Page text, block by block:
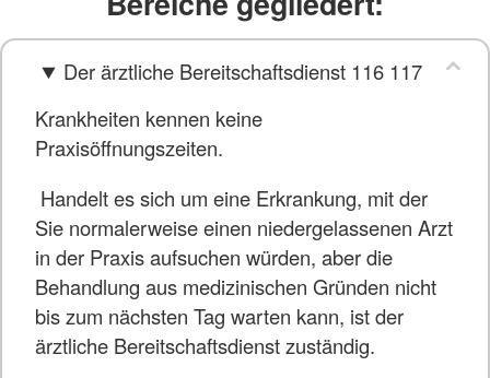
Der ärztliche Bereitschaftsdienst 116 117
Krankheiten kennen keine
Praxisöffnungszeiten.
Handelt es sich um eine Erkrankung, mit der
Sie normalerweise einen niedergelassenen Arzt
in der Praxis aufsuchen würden, aber die
Behandlung aus medizinischen Gründen nicht
bis zum nächsten Tag warten kann, ist der
ärztliche Bereitschaftsdienst zuständig.